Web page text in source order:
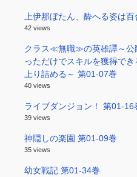
上伊那ぼたん、酔へる姿は
42 views
クラス≪無職≫の英雄譚～公
っただけでスキルを獲得で
上り詰める～ 第01-07巻
40 views
ライブダンジョン！ 第01-16
39 views
神隠しの楽園 第01-09巻
35 views
幼女戦記 第01-34巻